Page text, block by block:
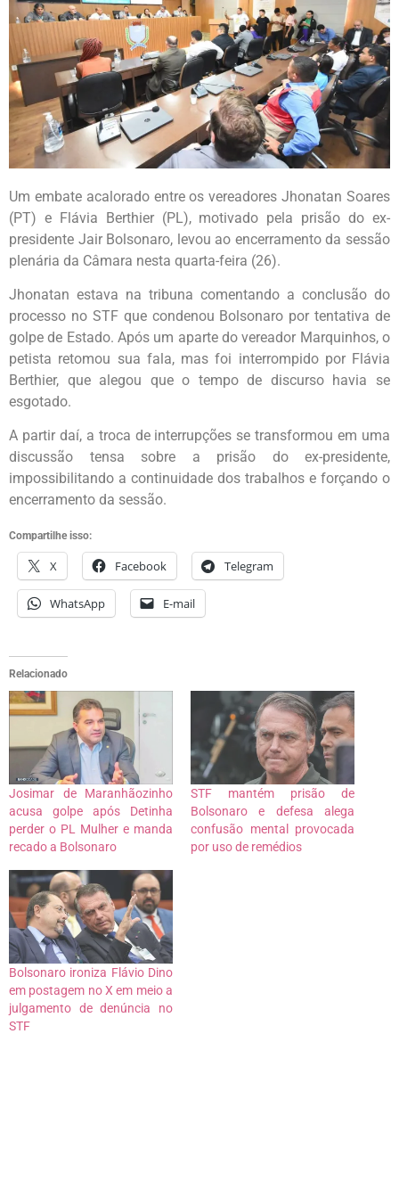
Um embate acalorado entre os vereadores Jhonatan Soares
(PT) e Flávia Berthier (PL), motivado pela prisão do ex-
presidente Jair Bolsonaro, levou ao encerramento da sessão
plenária da Câmara nesta quarta-feira (26).
Jhonatan estava na tribuna comentando a conclusão do
processo no STF que condenou Bolsonaro por tentativa de
golpe de Estado. Após um aparte do vereador Marquinhos, o
petista retomou sua fala, mas foi interrompido por Flávia
Berthier, que alegou que o tempo de discurso havia se
esgotado.
A partir daí, a troca de interrupções se transformou em uma
discussão tensa sobre a prisão do ex-presidente,
impossibilitando a continuidade dos trabalhos e forçando o
encerramento da sessão.
Compartilhe isso:
X Facebook Telegram
WhatsApp E-mail
Relacionado
Josimar de Maranhãozinho
acusa golpe após Detinha
perder o PL Mulher e manda
recado a Bolsonaro
STF mantém prisão de
Bolsonaro e defesa alega
confusão mental provocada
por uso de remédios
Bolsonaro ironiza Flávio Dino
em postagem no X em meio a
julgamento de denúncia no
STF